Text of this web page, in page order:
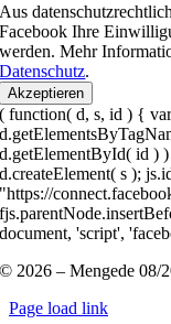
Aus
Facebook Ihre
werden. Mehr
Datenschutz.
Akzeptieren
( function( d, s, id ) {
d.getElementById( id )
d.createElement( s );
"https://
document, 'script',
© 2026 – Mengede 08/
Page load link